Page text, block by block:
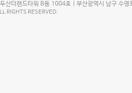
산더랜드타워 B동 1004호 | 부산광역시 남구
RIGHTS RESERVED.